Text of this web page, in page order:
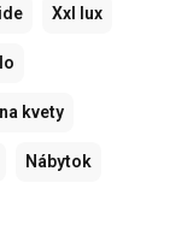
Xxl lux
kvety
Nábytok